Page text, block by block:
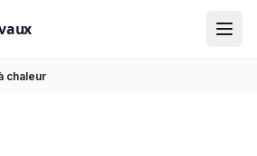
chaleur